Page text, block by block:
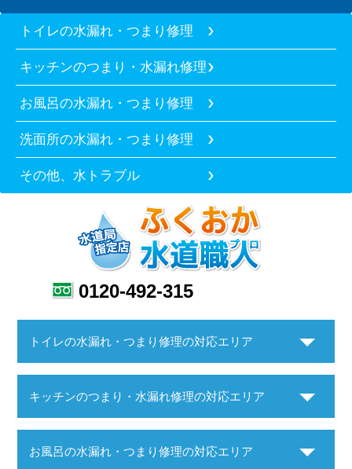
トイレの水漏れ・つまり修理
キッチンのつまり・水漏れ修理
お風呂の水漏れ・つまり修理
洗面所の水漏れ・つまり修理
その他、水トラブル
0120-492-315
トイレの水漏れ・つまり修理の対応エリア
キッチンのつまり・水漏れ修理の対応エリア
お風呂の水漏れ・つまり修理の対応エリア